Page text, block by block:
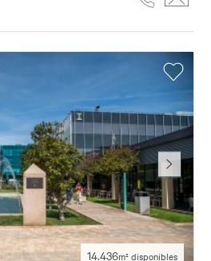
14.436m² disponibles